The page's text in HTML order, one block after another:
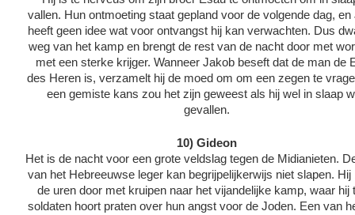
vallen. Hun ontmoeting staat gepland voor de volgende dag, en
heeft geen idee wat voor ontvangst hij kan verwachten. Dus
weg van het kamp en brengt de rest van de nacht door met
met een sterke krijger. Wanneer Jakob beseft dat de man de
des Heren is, verzamelt hij de moed om om een zegen te
een gemiste kans zou het zijn geweest als hij wel in slaap
gevallen.
10) Gideon
Het is de nacht voor een grote veldslag tegen de Midianieten.
van het Hebreeuwse leger kan begrijpelijkerwijs niet slapen. Hij
de uren door met kruipen naar het vijandelijke kamp, waar hij
soldaten hoort praten over hun angst voor de Joden. Een van